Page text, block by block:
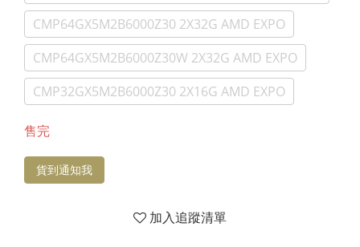
CMP64GX5M2B6000Z30 2X32G AMD EXPO
CMP64GX5M2B6000Z30W 2X32G AMD EXPO
CMP32GX5M2B6000Z30 2X16G AMD EXPO
售完
貨到通知我
加入追蹤清單